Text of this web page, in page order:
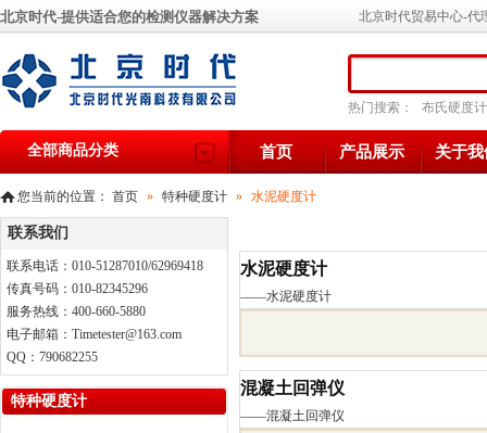
全部商品分类
北京时代-提供适合您的检测仪器解决方案
热门搜索： 布氏硬度计
首页 产品展示 关于我
北京时代贸易中心-代
您当前的位置： 首页 » 特种硬度计 » 水泥硬度计
水泥硬度计
——水泥硬度计
混凝土回弹仪
——混凝土回弹仪
联系我们
联系电话：010-51287010/62969418
传真号码：010-82345296
服务热线：400-660-5880
电子邮箱：Timetester@163.com
QQ：790682255
特种硬度计